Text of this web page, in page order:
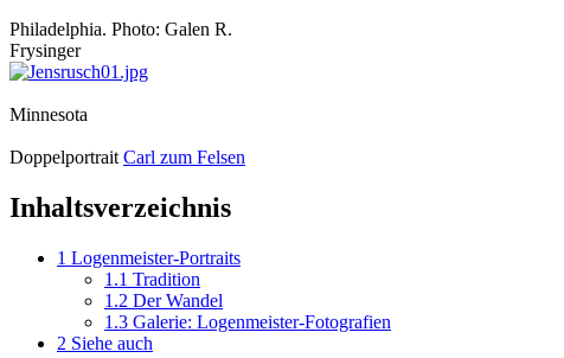
Philadelphia. Photo: Galen R.
Frysinger
Minnesota
DoppelportraitCarl zum Felsen
Inhaltsverzeichnis
1 Logenmeister-Portraits
1.1 Tradition
1.2 Der Wandel
1.3 Galerie: Logenmeister-Fotografien
2 Siehe auch